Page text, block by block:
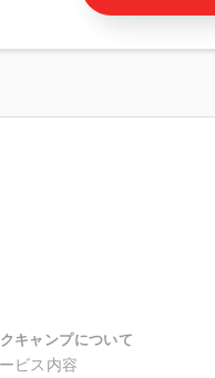
せん)の提供又はそれらに関する
5. 個人情報取扱いの委託
キャンプについて
ビス内容